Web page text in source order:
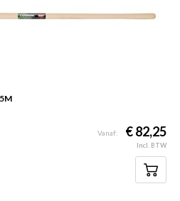
Vanaf: € 82,25
Incl. BTW